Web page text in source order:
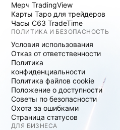
Мерч TradingView
Карты Таро для трейдеров
Часы C63 TradeTime
ПОЛИТИКА И БЕЗОПАСНОСТЬ
Условия использования
Отказ от ответственности
Политика
конфиденциальности
Политика файлов cookie
Положение о доступности
Советы по безопасности
Охота за ошибками
Страница статусов
ДЛЯ БИЗНЕСА